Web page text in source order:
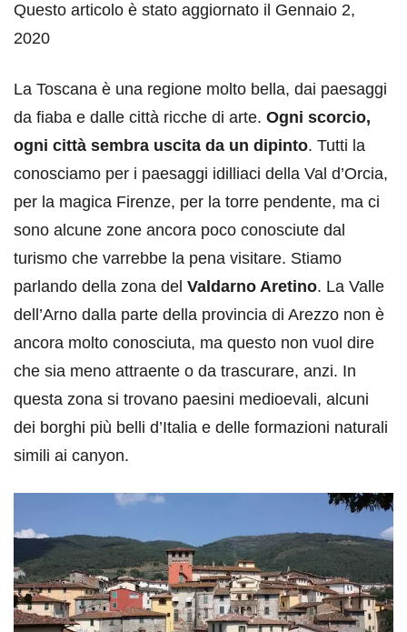
Questo articolo è stato aggiornato il Gennaio 2,
2020
La Toscana è una regione molto bella, dai paesaggi
da fiaba e dalle città ricche di arte. Ogni scorcio,
ogni città sembra uscita da un dipinto. Tutti la
conosciamo per i paesaggi idilliaci della Val d’Orcia,
per la magica Firenze, per la torre pendente, ma ci
sono alcune zone ancora poco conosciute dal
turismo che varrebbe la pena visitare. Stiamo
parlando della zona del Valdarno Aretino. La Valle
dell’Arno dalla parte della provincia di Arezzo non è
ancora molto conosciuta, ma questo non vuol dire
che sia meno attraente o da trascurare, anzi. In
questa zona si trovano paesini medioevali, alcuni
dei borghi più belli d’Italia e delle formazioni naturali
simili ai canyon.